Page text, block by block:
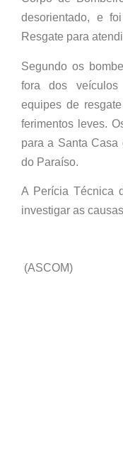
desorientado, e
Resgate para
Segundo os
fora dos
equipes de
ferimentos leves.
para a Santa Casa
do Paraíso.
A Perícia Técnica
investigar as
(ASCOM)